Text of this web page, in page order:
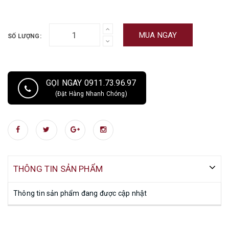
SỐ LƯỢNG: MUA NGAY
GỌI NGAY 0911.73.96.97
(Đặt Hàng Nhanh Chóng)
THÔNG TIN SẢN PHẨM
Thông tin sản phẩm đang được cập nhật